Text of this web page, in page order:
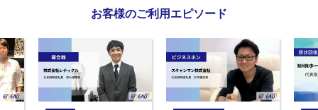
お客様のご利用エピソード